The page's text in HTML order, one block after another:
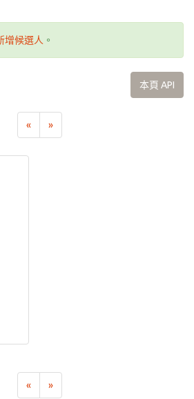
增候選人 。
本頁 API
« »
« »